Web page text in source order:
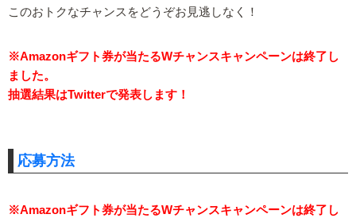
このおトクなチャンスをどうぞお見逃しなく！
※Amazonギフト券が当たるWチャンスキャンペーンは終了し
ました。
抽選結果はTwitterで発表します！
応募方法
※Amazonギフト券が当たるWチャンスキャンペーンは終了し